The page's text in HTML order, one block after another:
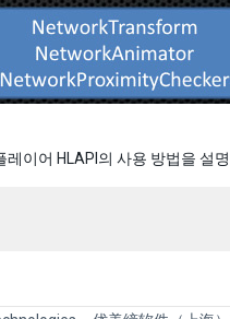
이어 HLAPI의 사용 방법을 설